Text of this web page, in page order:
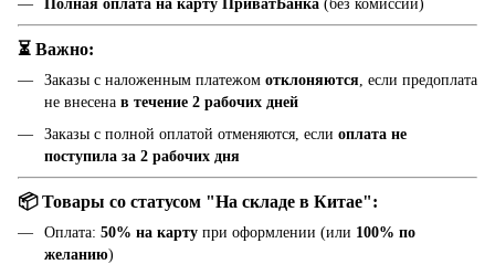
Полная оплата на карту ПриватБанка (без комиссий)
⏳ Важно:
Заказы с наложенным платежом отклоняются, если предоплата
не внесена в течение 2 рабочих дней
Заказы с полной оплатой отменяются, если оплата не
поступила за 2 рабочих дня
📦 Товары со статусом "На складе в Китае":
Оплата: 50% на карту при оформлении (или 100% по
желанию)